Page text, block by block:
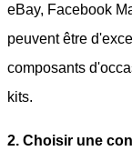
eBay, Facebook
peuvent être
composants
kits.
2. Choisir une